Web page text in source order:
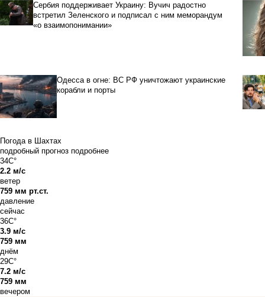
Сербия поддерживает Украину: Вучич радостно
встретил Зеленского и подписал с ним меморандум
«о взаимопонимании»
Одесса в огне: ВС РФ уничтожают украинские
корабли и порты
Погода в Шахтах
подробный прогноз подробнее
34C°
2.2 м/с
ветер
759 мм рт.ст.
давление
сейчас
36C°
3.9 м/с
759 мм
днём
29C°
7.2 м/с
759 мм
вечером